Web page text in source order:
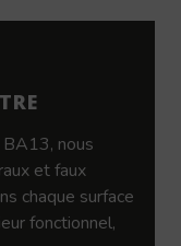
nous
et faux
chaque surface
fonctionnel,